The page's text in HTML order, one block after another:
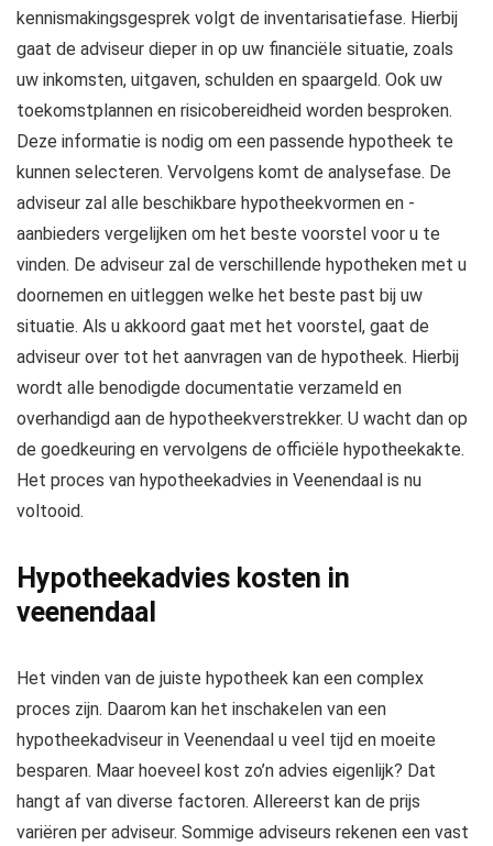
kennismakingsgesprek volgt de inventarisatiefase. Hierbij
gaat de adviseur dieper in op uw financiële situatie, zoals
uw inkomsten, uitgaven, schulden en spaargeld. Ook uw
toekomstplannen en risicobereidheid worden besproken.
Deze informatie is nodig om een passende hypotheek te
kunnen selecteren. Vervolgens komt de analysefase. De
adviseur zal alle beschikbare hypotheekvormen en -
aanbieders vergelijken om het beste voorstel voor u te
vinden. De adviseur zal de verschillende hypotheken met u
doornemen en uitleggen welke het beste past bij uw
situatie. Als u akkoord gaat met het voorstel, gaat de
adviseur over tot het aanvragen van de hypotheek. Hierbij
wordt alle benodigde documentatie verzameld en
overhandigd aan de hypotheekverstrekker. U wacht dan op
de goedkeuring en vervolgens de officiële hypotheekakte.
Het proces van hypotheekadvies in Veenendaal is nu
voltooid.
Hypotheekadvies kosten in
veenendaal
Het vinden van de juiste hypotheek kan een complex
proces zijn. Daarom kan het inschakelen van een
hypotheekadviseur in Veenendaal u veel tijd en moeite
besparen. Maar hoeveel kost zo’n advies eigenlijk? Dat
hangt af van diverse factoren. Allereerst kan de prijs
variëren per adviseur. Sommige adviseurs rekenen een vast